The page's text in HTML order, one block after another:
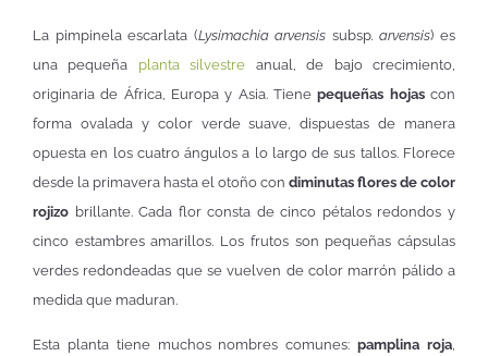
La pimpinela escarlata (Lysimachia arvensis subsp. arvensis) es
una pequeña planta silvestre anual, de bajo crecimiento,
originaria de África, Europa y Asia. Tienepequeñas hojascon
forma ovalada y color verde suave, dispuestas de manera
opuesta en los cuatro ángulos a lo largo de sus tallos. Florece
desde la primavera hasta el otoño con diminutas flores de color
rojizo brillante. Cada flor consta de cinco pétalos redondos y
cinco estambres amarillos. Los frutos son pequeñas cápsulas
verdes redondeadas que se vuelven de color marrón pálido a
medida que maduran.
Esta planta tiene muchos nombres comunes:pamplina roja,